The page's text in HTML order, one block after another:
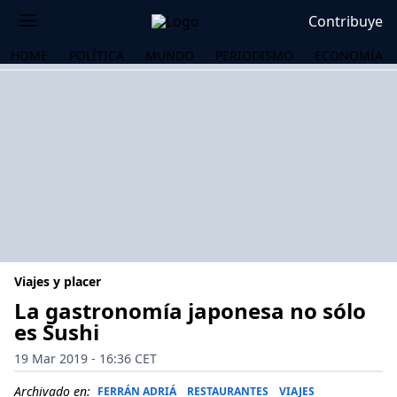
Contribuye
HOME POLÍTICA MUNDO PERIODISMO ECONOMÍA
Viajes y placer
La gastronomía japonesa no sólo
es Sushi
19 Mar 2019 - 16:36 CET
Archivado en: FERRÁN ADRIÁ RESTAURANTES VIAJES